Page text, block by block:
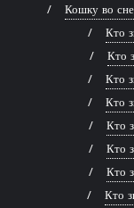
Кошку во сне
Кто
Кто
Кто
Кто
Кто
Кто
Кто
Кто